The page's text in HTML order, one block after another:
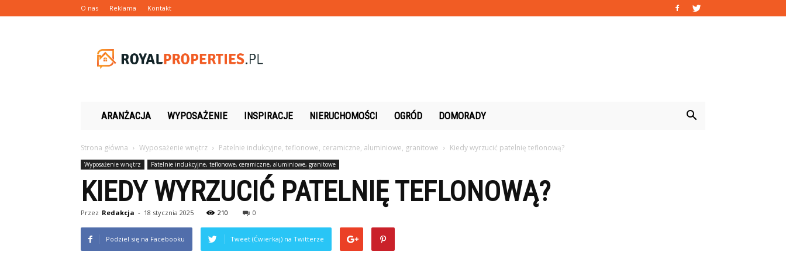
O nas Reklama Kontakt
ARANŻACJA WYPOSAŻENIE INSPIRACJE NIERUCHOMOŚCI OGRÓD DOMORADY
Strona główna Wyposażenie wnętrz Patelnie indukcyjne, teflonowe, ceramiczne, aluminiowe, granitowe Kiedy wyrzucić patelnię teflonową?
Wyposażenie wnętrz Patelnie indukcyjne, teflonowe, ceramiczne, aluminiowe, granitowe
KIEDY WYRZUCIĆ PATELNIĘ TEFLONOWĄ?
Przez Redakcja - 18 stycznia 2025 210 0
Podziel się na Facebooku Tweet (Ćwierkaj) na Twitterze